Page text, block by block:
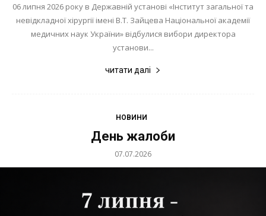
06 липня 2026 року в Державній установі «Інститут загальної та
невідкладної хірургії імені В.Т. Зайцева Національної академії
медичних наук України» відбулися вибори директора
установи...
читати далі
НОВИНИ
День жалоби
07.07.2026